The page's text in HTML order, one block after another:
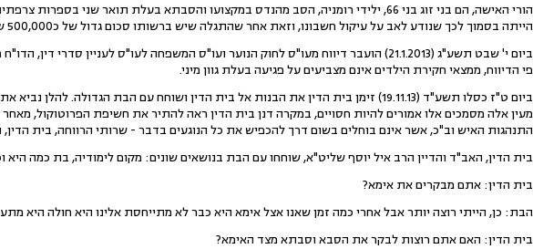
הורי האישה, הם בני זוג בני 66, ילידי רומניה, הסב מהנדס במקצועו והסבתא בעלת תואר שני
הייתה בסמוך לכך שנודע לאב על עיקול חשבונו, וזאת אחר שהתגלה שיש ברשותו סכום גדול של כ500,000 ש''ח.
ביום י' שבט תשע"ג (21.1.2013) הועבר דיווח מעו"ס לחוק הנוער ועו"ס המשפחה לעו"ס לעניין
פי הדיווח, ממצאי חקירת הילדים אינם מצביעים על פגיעה בעלת גוון מיני.
ביום ט"ז כסלו תשע"ד (19.11.13) זימן בית הדין את הבנות אל בית הדין ושוחח עם הבת הגדולה.
מעין אלה מסמכים אלו אמורים להיות חסויים, במקרה דנן בית הדין ראה להתיר את חשיפת הפרוטוקול,
התנהגות האיש וב"כ, אשר אינם בוחלים בשום דרך להכפיש את כל הנוגעים בדבר - שרותי הרווחה, בית
בית הדין, האב"ד והדיין הרב איל יוסף שליט"א, שוחחו עם הבת בנושאים שונים: מקום לימודיה, בת כמה היא
בית הדין: אתם מבקרים את אימא?
הבת: כן, הייתי רוצה יותר אבל אחרי כמה זמן שאנו אצל אימא היא כבר לא מתייחסת אלינו היא חולה היא
בית הדין: האם אתם רוצות לבקר את הסבא וסבתא מצד האימא?